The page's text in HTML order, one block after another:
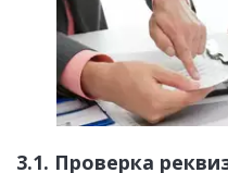
3.1. Проверка